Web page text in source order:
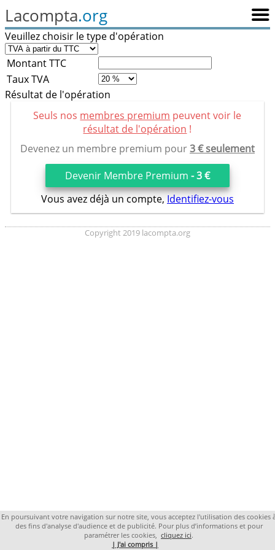
Lacompta.org
Veuillez choisir le type d'opération
Montant TTC
Taux TVA
Résultat de l'opération
Seuls nos membres premium peuvent voir le
résultat de l'opération !
Devenez un membre premium pour3 € seulement
Devenir Membre Premium - 3 €
Vous avez déjà un compte, Identifiez-vous
Copyright 2019 lacompta.org
En poursuivant votre navigation sur notre site, vous acceptez l'utilisation des cookies
des fins d'analyse d'audience et de publicité. Pour plus d’informations et pour
paramétrer les cookies, cliquez ici.
| J'ai compris |